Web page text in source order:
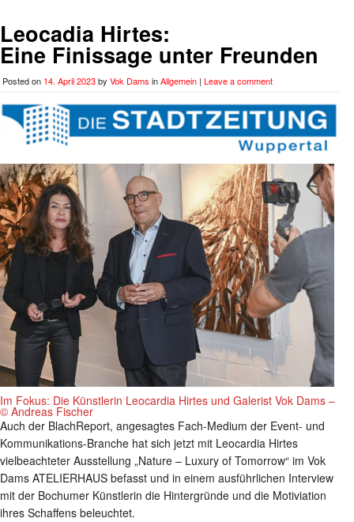
Leocadia Hirtes:
Eine Finissage unter Freunden
Posted on 14. April 2023by Vok Dams inAllgemein | Leave a comment
Im Fokus: Die Künstlerin Leocardia Hirtes und Galerist Vok Dams –
© Andreas Fischer
Auch der BlachReport, angesagtes Fach-Medium der Event- und
Kommunikations-Branche hat sich jetzt mit Leocardia Hirtes
vielbeachteter Ausstellung „Nature – Luxury of Tomorrow“ im Vok
Dams ATELIERHAUS befasst und in einem ausführlichen Interview
mit der Bochumer Künstlerin die Hintergründe und die Motiviation
ihres Schaffens beleuchtet.